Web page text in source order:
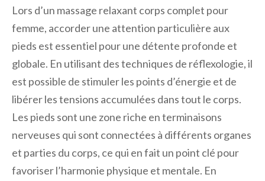
Lors d’un massage relaxant corps complet pour
femme, accorder une attention particulière aux
pieds est essentiel pour une détente profonde et
globale. En utilisant des techniques de réflexologie, il
est possible de stimuler les points d’énergie et de
libérer les tensions accumulées dans tout le corps.
Les pieds sont une zone riche en terminaisons
nerveuses qui sont connectées à différents organes
et parties du corps, ce qui en fait un point clé pour
favoriser l’harmonie physique et mentale. En